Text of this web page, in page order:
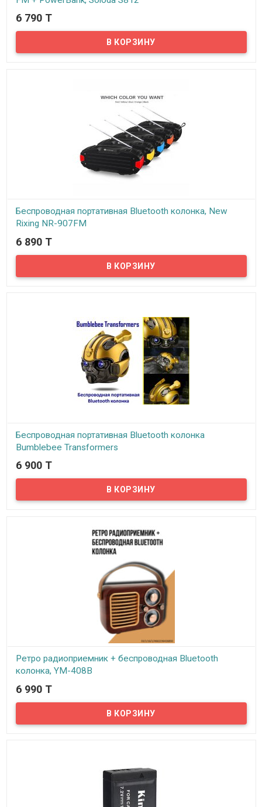
В наличии
Представляем вам беспроводную портативную Bluetooth
6 790 T
Беспроводная портативная Bluetooth колонка, New
Rixing NR-907FM
В наличии
Представляем вам беспроводную портативную Bluetooth
колонку New Rixing NR-907FM!
6 890 T
Беспроводная портативная Bluetooth колонка
Bumblebee Transformers
В наличии
Представляем вам беспроводную портативную Bluetooth
колонку Bumblebee Transformers со светящимися глазами!
Классный подарок, как послушным детям, так и креативным
6 900 T
Ретро радиоприемник + беспроводная Bluetooth
колонка, YM-408B
В наличии
Окунитесь в уникальную атмосферу ретро с нашим
радиоприемником! Это устройство гармонично сочетает
очарование прошлого с передовыми технологиями, позволяя
6 990 T